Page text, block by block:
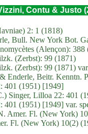
Contu & Justo
2: 1 (1818)
Bull. New York Bot.
(Alençon): 388
(Zerbst): 99 (1871)
(Zerbst): 99 (1871)
Enderle, Beitr. Kenntn.
401 (1951) [1949]
Singer, Lilloa 22: 401
401 (1951) [1949] var.
Amer. Fl. (New York)
Fl. (New York) 10(2)